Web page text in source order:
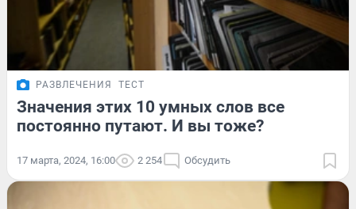
РАЗВЛЕЧЕНИЯ ТЕСТ
Значения этих 10 умных слов все
постоянно путают. И вы тоже?
17 марта, 2024, 16:00 2 254 Обсудить